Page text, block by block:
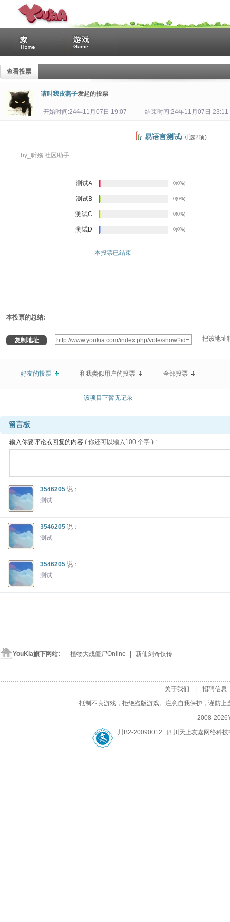
查看投票
请叫我皮燕子发起的投票
开始时间:24年11月07日 19:07 结束时间:24年11月07日 23:11
易语言测试(可选2项)
by_昕殇 社区助手
测试A 0(0%)
测试B 0(0%)
测试C 0(0%)
测试D 0(0%)
本投票已结束
本投票的总结:
复制地址 把该地址
好友的投票 和我类似用户的投票 全部投票
该项目下暂无记录
留言板
输入你要评论或回复的内容 ( 你还可以输入 100 个字 ) :
3546205 说：
测试
3546205 说：
测试
3546205 说：
测试
YouKia旗下网站: 植物大战僵尸Online 新仙剑奇侠传
关于我们
招聘信息
抵制不良游戏，拒绝盗版游戏。注意自我保护，谨防
2008-2026
川B2-20090012 四川天上友嘉网络科